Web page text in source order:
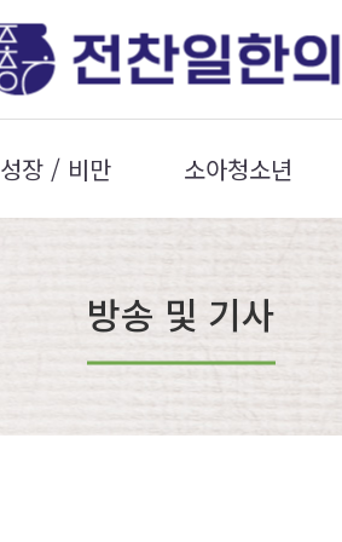
성장 / 비만 소아청소년
방송 및 기사